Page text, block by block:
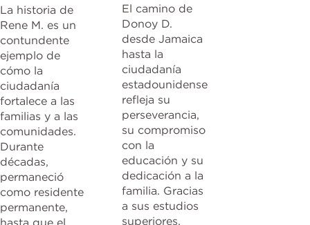
La historia de
Rene M. es un
contundente
ejemplo de
cómo la
ciudadanía
fortalece a las
familias y a las
comunidades.
Durante
décadas,
permaneció
como residente
permanente,
El camino de
Donoy D.
desde Jamaica
hasta la
ciudadanía
estadounidense
refleja su
perseverancia,
su compromiso
con la
educación y su
dedicación a la
familia. Gracias
a sus estudios
superiores,